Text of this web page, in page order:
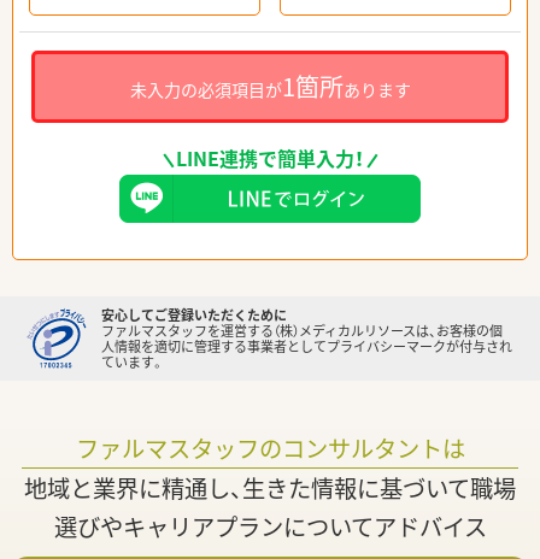
未入力の必須項目が1箇所あります
LINE連携で簡単入力！
安心してご登録いただくために
ファルマスタッフを運営する（株）メディカルリソースは、お客様の個
人情報を適切に管理する事業者としてプライバシーマークが付与され
ています。
ファルマスタッフのコンサルタントは
地域と業界に精通し、生きた情報に基づいて職場
選びやキャリアプランについてアドバイス